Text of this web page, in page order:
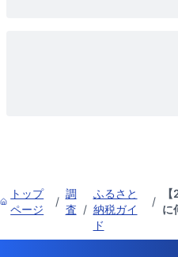
トップ
ページ
/
調
査 /
ふるさと
納税ガイ
ド
/
に